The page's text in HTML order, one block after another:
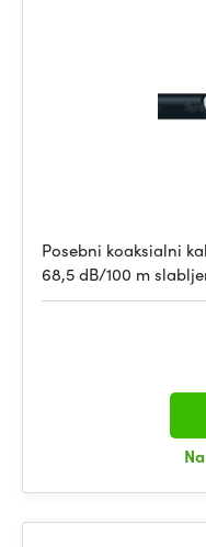
Posebni koaksialni
68,5 dB/100 m